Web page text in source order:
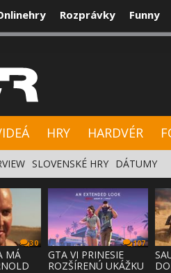
Rozprávky Funny
HRY HARDVÉR
SLOVENSKÉ HRY DÁTUMY
30
MÁ
107
GTA VI PRINESIE
ROZŠÍRENÚ UKÁŽKU